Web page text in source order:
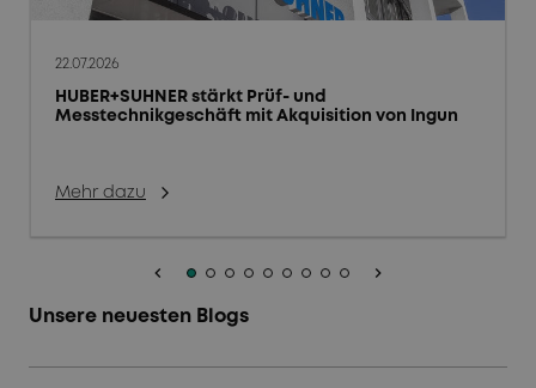
22.07.2026
HUBER+SUHNER stärkt Prüf- und
Messtechnikgeschäft mit Akquisition von Ingun
Mehr dazu
keyboard_arrow_left keyboard_arrow_right
Unsere neuesten Blogs